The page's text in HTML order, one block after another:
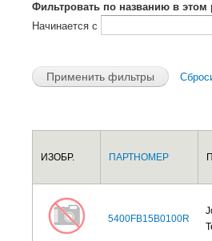
Фильтровать по названию в этом
Начинается с
Страницы
ИЗОБР. ПАРТНОМЕР
5400FB15B0100R